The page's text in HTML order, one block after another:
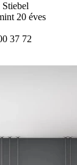
Stiebel
20 éves
37 72